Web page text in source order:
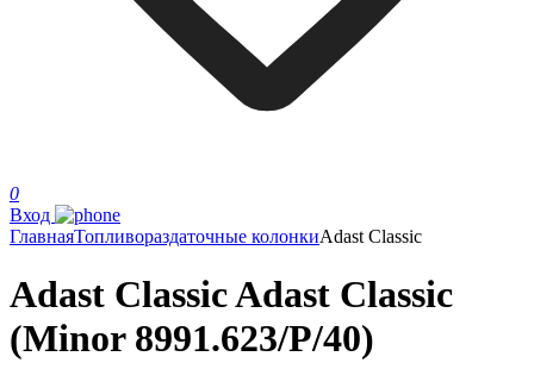
0
Вход
ГлавнаяТопливораздаточные колонкиAdast Classic
Adast Classic Adast Classic
(Minor 8991.623/P/40)